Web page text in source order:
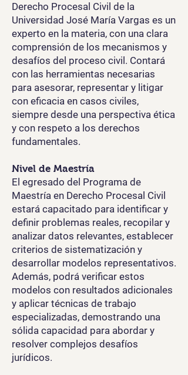
Derecho Procesal Civil de la
Universidad José María Vargas es un
experto en la materia, con una clara
comprensión de los mecanismos y
desafíos del proceso civil. Contará
con las herramientas necesarias
para asesorar, representar y litigar
con eficacia en casos civiles,
siempre desde una perspectiva ética
y con respeto a los derechos
fundamentales.
Nivel de Maestría
El egresado del Programa de
Maestría en Derecho Procesal Civil
estará capacitado para identificar y
definir problemas reales, recopilar y
analizar datos relevantes, establecer
criterios de sistematización y
desarrollar modelos representativos.
Además, podrá verificar estos
modelos con resultados adicionales
y aplicar técnicas de trabajo
especializadas, demostrando una
sólida capacidad para abordar y
resolver complejos desafíos
jurídicos.